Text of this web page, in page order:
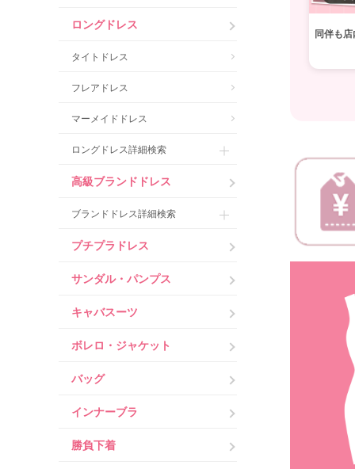
ロングドレス
タイトドレス
フレアドレス
マーメイドドレス
ロングドレス詳細検索
高級ブランドドレス
ブランドドレス詳細検索
プチプラドレス
サンダル・パンプス
キャバスーツ
ボレロ・ジャケット
バッグ
インナーブラ
勝負下着
同伴も